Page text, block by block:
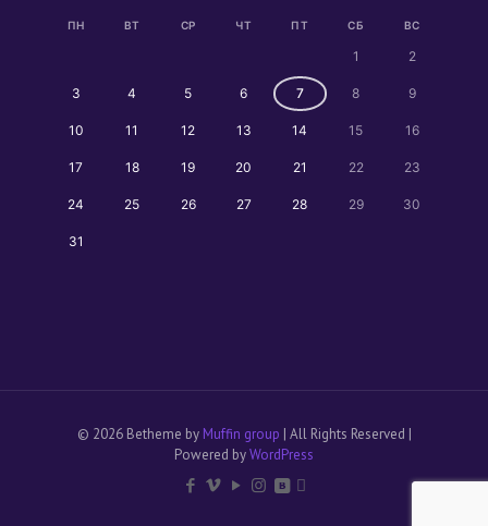
ПН ВТ СР ЧТ ПТ СБ ВС
1 2
3 4 5 6 7 8 9
10 11 12 13 14 15 16
17 18 19 20 21 22 23
24 25 26 27 28 29 30
31
© 2026 Betheme by Muffin group | All Rights Reserved |
Powered byWordPress